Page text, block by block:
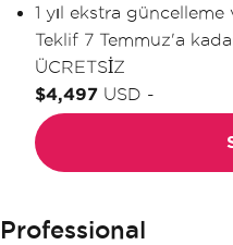
1 yıl ekstra
Teklif 7 Temmuz'a
ÜCRETSİZ
$4,497 USD -
Professional